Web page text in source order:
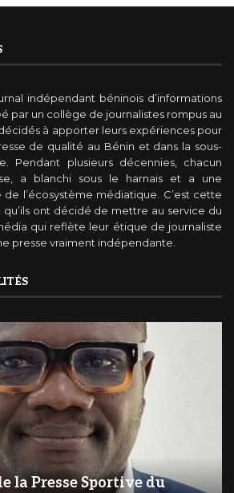
indépendant béninois d’informations
par un collège de journalistes rompus au
à apporter leurs expériences pour
de qualité au Bénin et dans la sous-
Pendant plusieurs décennies, chacun
a blanchi sous le harnais et a une
l’écosystème médiatique. C’est cette
ont décidé de mettre au service du
qui reflète leur étique de journaliste
presse vraiment indépendante.
la Presse Sportive du